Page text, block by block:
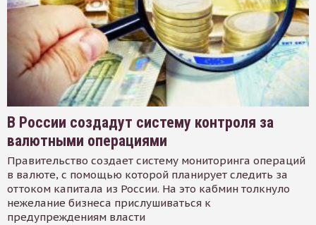
В России создадут систему контроля за
валютными операциями
Правительство создает систему мониторинга операций
в валюте, с помощью которой планирует следить за
оттоком капитала из России. На это кабмин толкнуло
нежелание бизнеса прислушиваться к
предупреждениям власти